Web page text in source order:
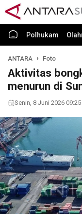
Polhukam
ANTARA Foto
Aktivitas
menurun di
Senin, 8 Juni 2026 09:25